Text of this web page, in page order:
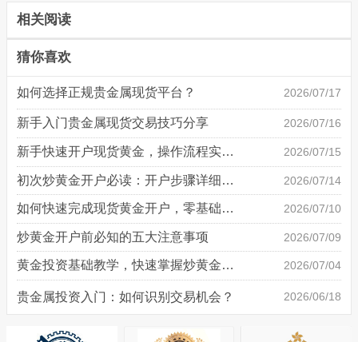
相关阅读
猜你喜欢
如何选择正规贵金属现货平台？ 2026/07/17
新手入门贵金属现货交易技巧分享 2026/07/16
新手快速开户现货黄金，操作流程实操详解 2026/07/15
初次炒黄金开户必读：开户步骤详细说明 2026/07/14
如何快速完成现货黄金开户，零基础也能轻松上手 2026/07/10
炒黄金开户前必知的五大注意事项 2026/07/09
黄金投资基础教学，快速掌握炒黄金技巧 2026/07/04
贵金属投资入门：如何识别交易机会？ 2026/06/18